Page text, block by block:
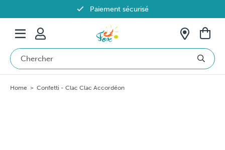
Paiement sécurisé
Livraison offerte dès 69€ en Belgique
Home > Confetti - Clac Clac Accordéon